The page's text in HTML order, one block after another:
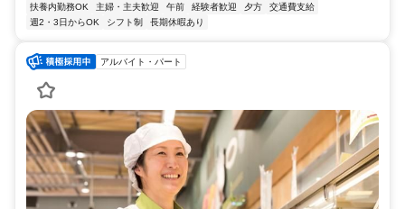
扶養内勤務OK 主婦・主夫歓迎 午前 経験者歓迎 夕方
交通費支給
週2・3日からOK
シフト制 長期休暇あり
アルバイト・パート